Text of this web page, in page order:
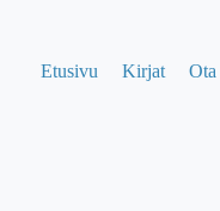
Etusivu Kirjat Ota